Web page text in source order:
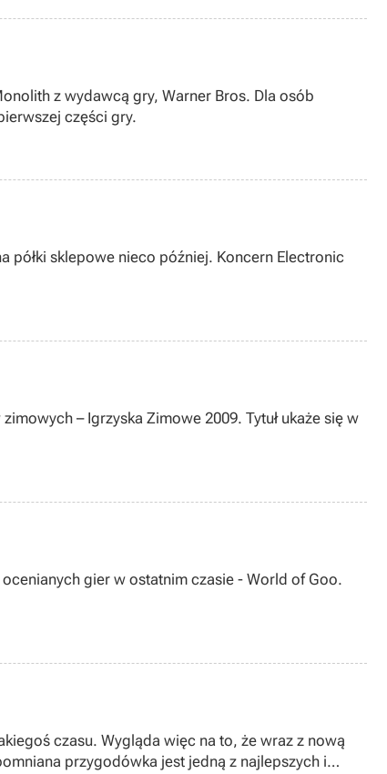
z wydawcą gry, Warner Bros. Dla osób
części gry.
półki sklepowe nieco później. Koncern Electronic
– Igrzyska Zimowe 2009. Tytuł ukaże się w
gier w ostatnim czasie - World of Goo.
czasu. Wygląda więc na to, że wraz z nową
przygodówka jest jedną z najlepszych i